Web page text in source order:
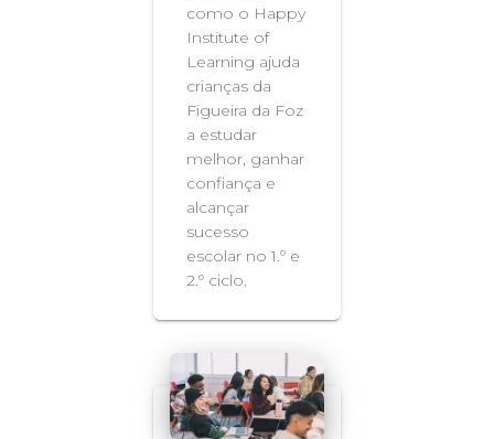
como o Happy
Institute of
Learning ajuda
crianças da
Figueira da Foz
a estudar
melhor, ganhar
confiança e
alcançar
sucesso
escolar no 1.º e
2.º ciclo.